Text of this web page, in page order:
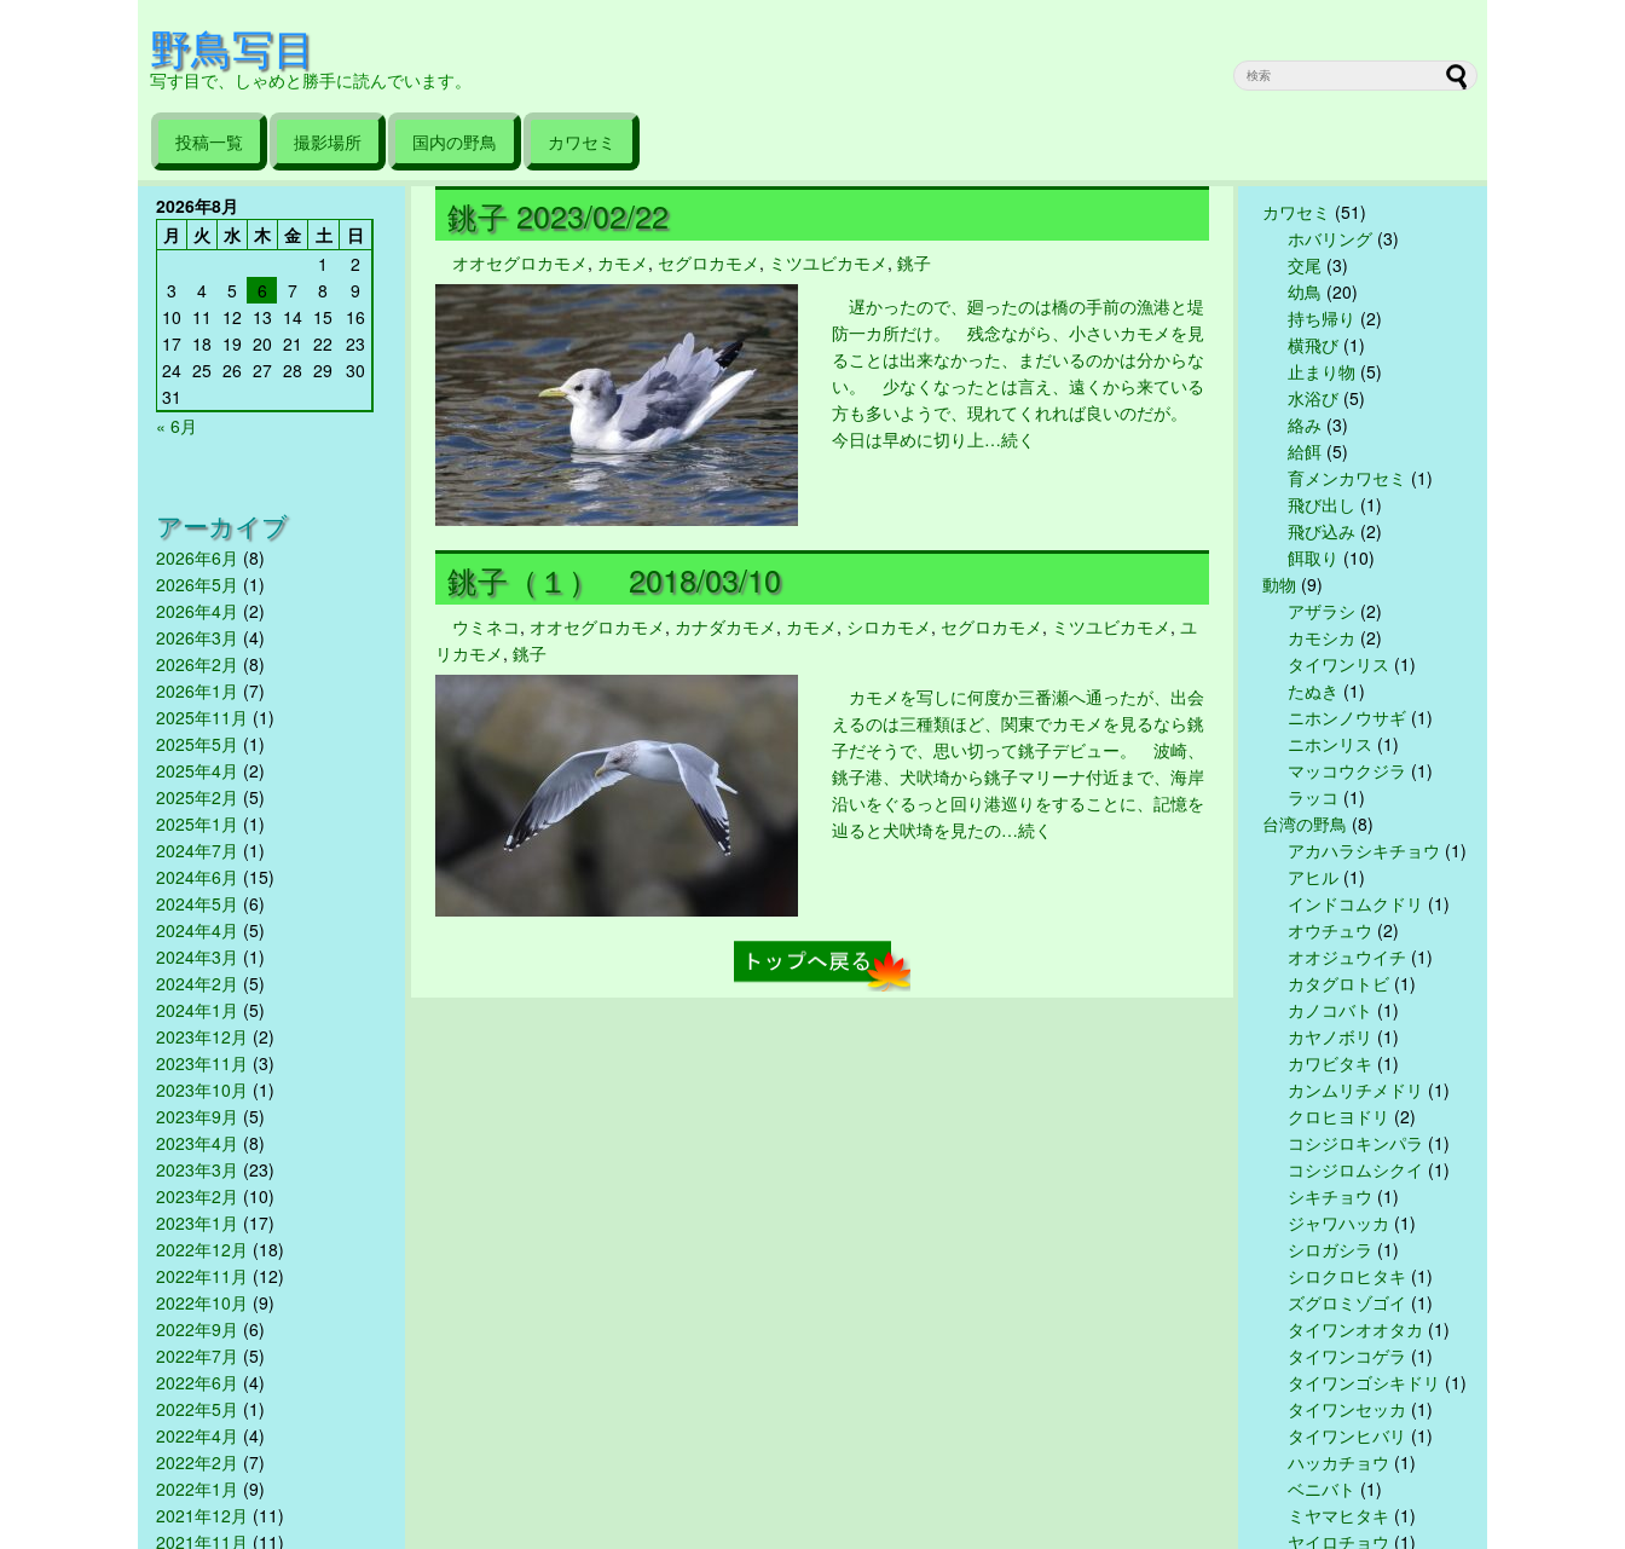
野鳥写目
写す目で、しゃめと勝手に読んでいます。
投稿一覧 撮影場所 国内の野鳥 カワセミ
2026年8月
月
火 水 木 金 土
日
1
2
3
4 5 6 7 8
9
10 11 12 13 14 15 16
17 18 19 20 21 22 23
24 25 26 27 28 29 30
31
« 6月
アーカイブ
2026年6月 (8)
2026年5月 (1)
2026年4月 (2)
2026年3月 (4)
2026年2月 (8)
2026年1月 (7)
2025年11月 (1)
2025年5月 (1)
2025年4月 (2)
2025年2月 (5)
2025年1月 (1)
2024年7月 (1)
2024年6月 (15)
2024年5月 (6)
2024年4月 (5)
2024年3月 (1)
2024年2月 (5)
2024年1月 (5)
2023年12月 (2)
2023年11月 (3)
2023年10月 (1)
2023年9月 (5)
2023年4月 (8)
2023年3月 (23)
2023年2月 (10)
2023年1月 (17)
2022年12月 (18)
2022年11月 (12)
2022年10月 (9)
2022年9月 (6)
2022年7月 (5)
2022年6月 (4)
2022年5月 (1)
2022年4月 (4)
2022年2月 (7)
2022年1月 (9)
2021年12月 (11)
2021年11月 (11)
銚子 2023/02/22
オオセグロカモメ, カモメ, セグロカモメ, ミツユビカモメ, 銚子
遅かったので、廻ったのは橋の手前の漁港と堤
防一カ所だけ。 残念ながら、小さいカモメを見
ることは出来なかった、まだいるのかは分からな
い。 少なくなったとは言え、遠くから来ている
方も多いようで、現れてくれれば良いのだが。
今日は早めに切り上…続く
銚子（１） 2018/03/10
ウミネコ, オオセグロカモメ, カナダカモメ, カモメ, シロカモメ, セグロカモメ, ミツユビカモメ, ユ
リカモメ, 銚子
カモメを写しに何度か三番瀬へ通ったが、出会
えるのは三種類ほど、関東でカモメを見るなら銚
子だそうで、思い切って銚子デビュー。 波崎、
銚子港、犬吠埼から銚子マリーナ付近まで、海岸
沿いをぐるっと回り港巡りをすることに、記憶を
辿ると犬吠埼を見たの…続く
カワセミ (51)
ホバリング (3)
交尾 (3)
幼鳥 (20)
持ち帰り (2)
横飛び (1)
止まり物 (5)
水浴び (5)
絡み (3)
給餌 (5)
育メンカワセミ (1)
飛び出し (1)
飛び込み (2)
餌取り (10)
動物 (9)
アザラシ (2)
カモシカ (2)
タイワンリス (1)
たぬき (1)
ニホンノウサギ (1)
ニホンリス (1)
マッコウクジラ (1)
ラッコ (1)
台湾の野鳥 (8)
アカハラシキチョウ (1)
アヒル (1)
インドコムクドリ (1)
オウチュウ (2)
オオジュウイチ (1)
カタグロトビ (1)
カノコバト (1)
カヤノボリ (1)
カワビタキ (1)
カンムリチメドリ (1)
クロヒヨドリ (2)
コシジロキンパラ (1)
コシジロムシクイ (1)
シキチョウ (1)
ジャワハッカ (1)
シロガシラ (1)
シロクロヒタキ (1)
ズグロミゾゴイ (1)
タイワンオオタカ (1)
タイワンコゲラ (1)
タイワンゴシキドリ (1)
タイワンセッカ (1)
タイワンヒバリ (1)
ハッカチョウ (1)
ベニバト (1)
ミヤマヒタキ (1)
ヤイロチョウ (1)